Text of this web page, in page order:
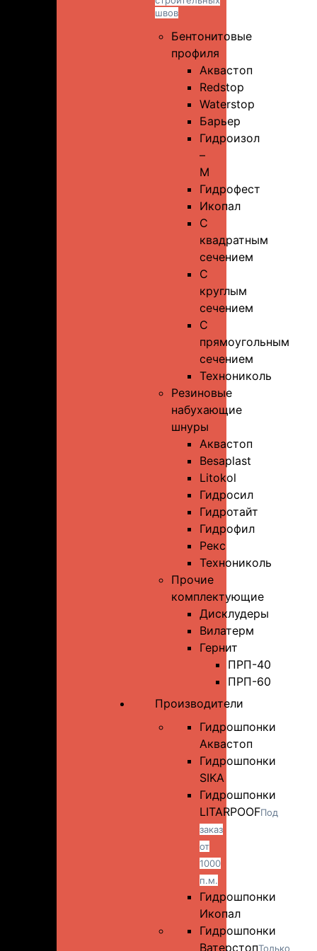
швов
Бентонитовые
профиля
Аквастоп
Redstop
Waterstop
Барьер
Гидроизол
–
М
Гидрофест
Икопал
С
квадратным
сечением
С
круглым
сечением
С
прямоугольным
сечением
Технониколь
Резиновые
набухающие
шнуры
Аквастоп
Besaplast
Litokol
Гидросил
Гидротайт
Гидрофил
Рекс
Технониколь
Прочие
комплектующие
Дисклудеры
Вилатерм
Гернит
ПРП-40
ПРП-60
Производители
Гидрошпонки
Аквастоп
Гидрошпонки
SIKA
Гидрошпонки
LITARPOOFПод
заказ
от
1000
п.м.
Гидрошпонки
Икопал
Гидрошпонки
ВатерстопТолько